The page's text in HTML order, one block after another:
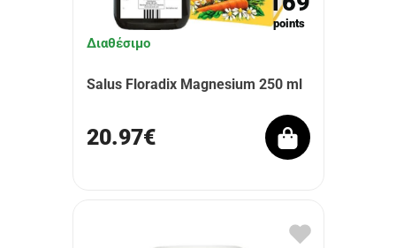
points
Διαθέσιμο
Salus Floradix Magnesium 250 ml
20.97€